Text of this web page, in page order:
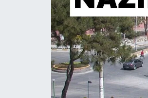
MAGAZİN
SAĞLIK
SİYASET